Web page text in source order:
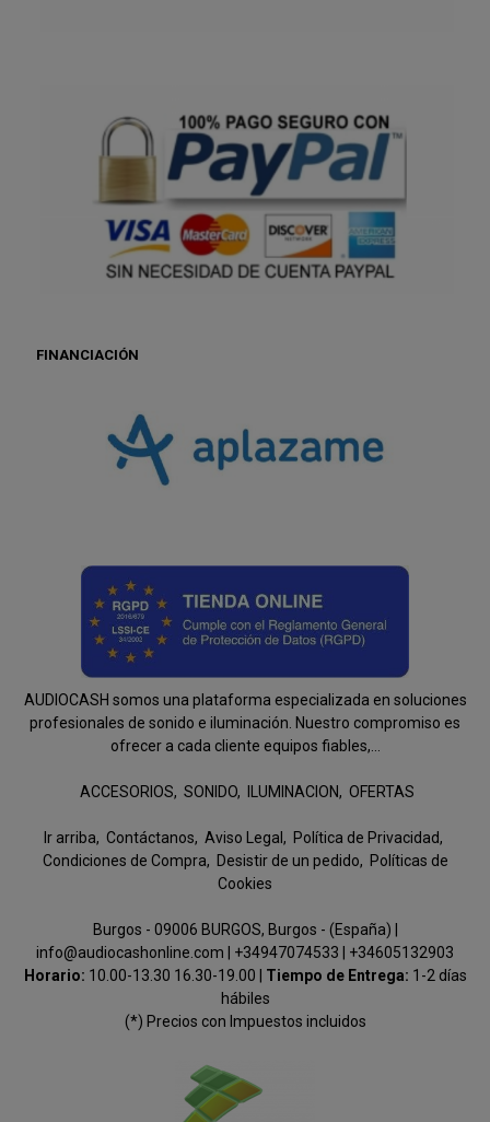
FINANCIACIÓN
AUDIOCASH somos una plataforma especializada en soluciones
profesionales de sonido e iluminación. Nuestro compromiso es
ofrecer a cada cliente equipos fiables,...
ACCESORIOS SONIDO ILUMINACION OFERTAS
Ir arriba Contáctanos Aviso Legal
Política de Privacidad
Condiciones de Compra
Desistir de un pedido
Políticas de
Cookies
Burgos - 09006 BURGOS, Burgos - (España) |
info@audiocashonline.com | +34947074533
+34605132903
Horario: 10.00-13.30 16.30-19.00 | Tiempo de Entrega: 1-2 días
hábiles
(*) Precios con Impuestos incluidos